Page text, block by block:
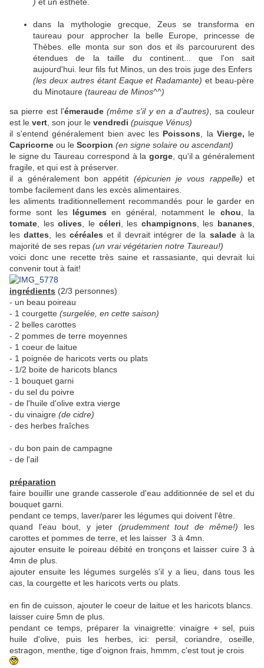
dans la mythologie grecque, Zeus se transforma en
taureau pour approcher la belle Europe, princesse de
Thèbes. elle monta sur son dos et ils parcoururent des
étendues de la taille du continent... que l'on sait
aujourd'hui. leur fils fut Minos, un des trois juge des Enfers
(les deux autres étant Eaque et Radamante) et beau-père
du Minotaure (taureau de Minos^^)
sa pierre est l'émeraude(même s'il y en a d'autres) , sa couleur
est le vert , son jour le vendredi (puisque Vénus)
il s'entend généralement bien avec les Poissons , la Vierge, le
Capricorne ou le Scorpion (en signe solaire ou ascendant)
le signe du Taureau correspond à la gorge, qu'il a généralement
fragile, et qui est à préserver.
il a généralement bon appétit (épicurien je vous rappelle) et
tombe facilement dans les excès alimentaires.
les aliments traditionnellement recommandés pour le garder en
forme sont les légumes en général, notamment le chou , la
tomate , lesolives , le céleri , les champignons , les bananes
lesdattes , les céréales et il devrait intégrer de la saladeà la
majorité de ses repas (un vrai végétarien notre Taureau!)
voici donc une recette très saine et rassasiante, qui devrait lui
convenir tout à fait!
ingrédients (2/3 personnes)
- un beau poireau
- 1 courgette (surgelée, en cette saison)
- 2 belles carottes
- 2 pommes de terre moyennes
- 1 coeur de laitue
- 1 poignée de haricots verts ou plats
- 1/2 boite de haricots blancs
- 1 bouquet garni
- du sel du poivre
- de l'huile d'olive extra vierge
- du vinaigre (de cidre)
- des herbes fraîches
- du bon pain de campagne
- de l'ail
préparation
faire bouillir une grande casserole d'eau additionnée de sel et du
bouquet garni.
pendant ce temps, laver/parer les légumes qui doivent l'être.
quand l'eau bout, y jeter (prudemment tout de même!) les
carottes et pommes de terre, et les laisser 3 à 4mn.
ajouter ensuite le poireau débité en tronçons et laisser cuire 3 à
4mn de plus.
ajouter ensuite les légumes surgelés s'il y a lieu, dans tous les
cas, la courgette et les haricots verts ou plats.
en fin de cuisson, ajouter le coeur de laitue et les haricots blancs.
laisser cuire 5mn de plus.
pendant ce temps, préparer la vinaigrette: vinaigre + sel, puis
huile d'olive, puis les herbes, ici: persil, coriandre, oseille,
estragon, menthe, tige d'oignon frais, hmmm, c'est tout je crois